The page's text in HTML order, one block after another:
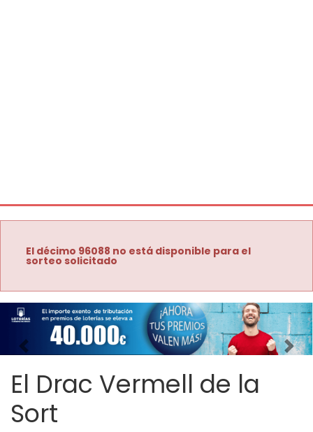
El décimo 96088 no está disponible para el
sorteo solicitado
Imagen anterior
El Drac Vermell de la
Sort